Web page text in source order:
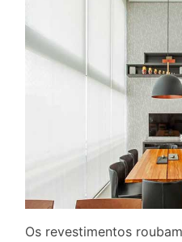
Os revestimentos